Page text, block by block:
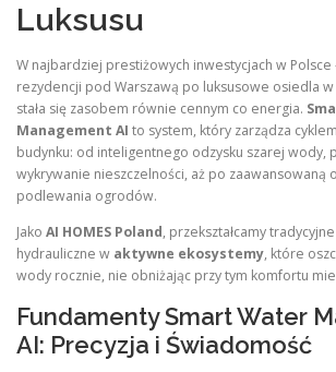
Luksusu
W najbardziej prestiżowych inwestycjach w Polsce
rezydencji pod Warszawą po luksusowe osiedla
stała się zasobem równie cennym co energia.
Management AI to system, który zarządza
budynku: od inteligentnego odzysku szarej wody,
wykrywanie nieszczelności, aż po zaawansowaną
podlewania ogrodów.
Jako AI HOMES Poland, przekształcamy
hydrauliczne w aktywne ekosystemy, które
wody rocznie, nie obniżając przy tym komfortu
Fundamenty Smart Water
AI: Precyzja i Świadomość